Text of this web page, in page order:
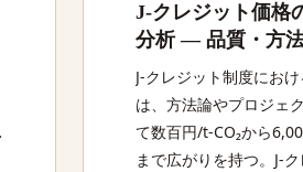
J-クレジット価格
分析 — 品質・方
で価格はどう変わ
J-クレジット制度にお
は、方法論やプロジェ
て数百円/t-CO₂から
まで広がりを持つ。J-